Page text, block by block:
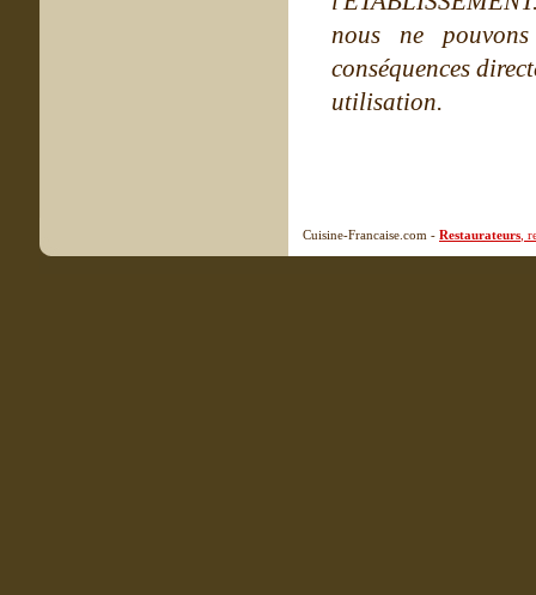
nous ne
conséquences
utilisation.
Cuisine-Francaise.com - Restaurateurs ,